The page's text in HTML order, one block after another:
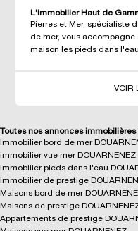
L'immobilier Haut de
Pierres et Mer, spécialiste
de mer, vous
maison les pieds dans
VOIR
Toutes nos annonces immobilières
Immobilier bord de mer
immobilier vue mer DOUARNENEZ
Immobilier pieds dans l'eau
Immobilier de prestige
Maisons bord de mer
Maisons de prestige
Appartements de prestige